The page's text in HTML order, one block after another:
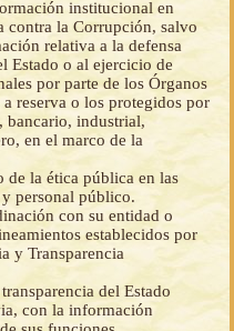
institucional en
contra la Corrupción, salvo
relativa a la defensa
Estado o al ejercicio de
por parte de los Órganos
reserva o los protegidos por
bancario, industrial,
en el marco de la
de la ética pública en las
personal público.
con su entidad o
establecidos por
y Transparencia
del Estado
con la información